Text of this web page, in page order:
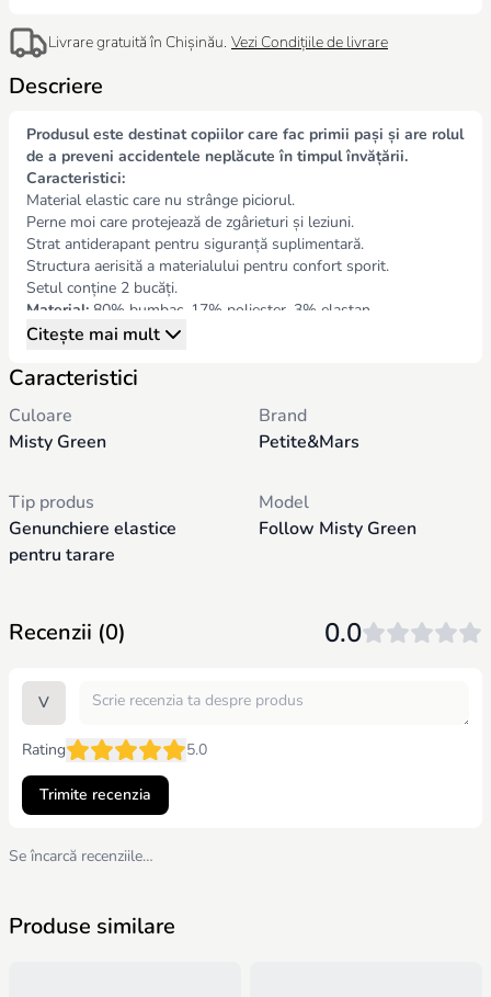
Livrare gratuită în Chișinău. Vezi Condițiile de livrare
Descriere
Produsul este destinat copiilor care fac primii pași și are rolul
de a preveni accidentele neplăcute în timpul învățării.
Caracteristici:
Material elastic care nu strânge piciorul.
Perne moi care protejează de zgârieturi și leziuni.
Strat antiderapant pentru siguranță suplimentară.
Structura aerisită a materialului pentru confort sporit.
Setul conține 2 bucăți.
Material: 80% bumbac, 17% poliester, 3% elastan
Dimensiuni:13 × 10 cm
Citește mai mult
Caracteristici
Culoare
Misty Green
Brand
Petite&Mars
Tip produs
Genunchiere elastice
pentru tarare
Model
Follow Misty Green
Recenzii (0) 0.0
V
Rating 5.0
Trimite recenzia
Se încarcă recenziile…
Produse similare